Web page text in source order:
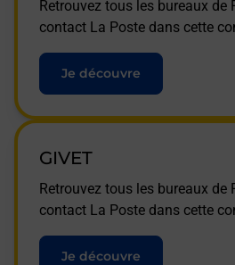
Retrouvez tous les bureaux de
contact La Poste dans cette
Je découvre
GIVET
Retrouvez tous les bureaux de
contact La Poste dans cette
Je découvre